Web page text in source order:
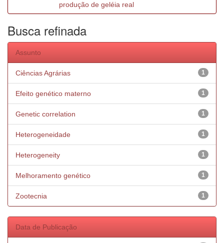
produção de geléia real
Busca refinada
Assunto
1
Ciências Agrárias
1
Efeito genético materno
1
Genetic correlation
1
Heterogeneidade
1
Heterogeneity
1
Melhoramento genético
1
Zootecnia
Data de Publicação